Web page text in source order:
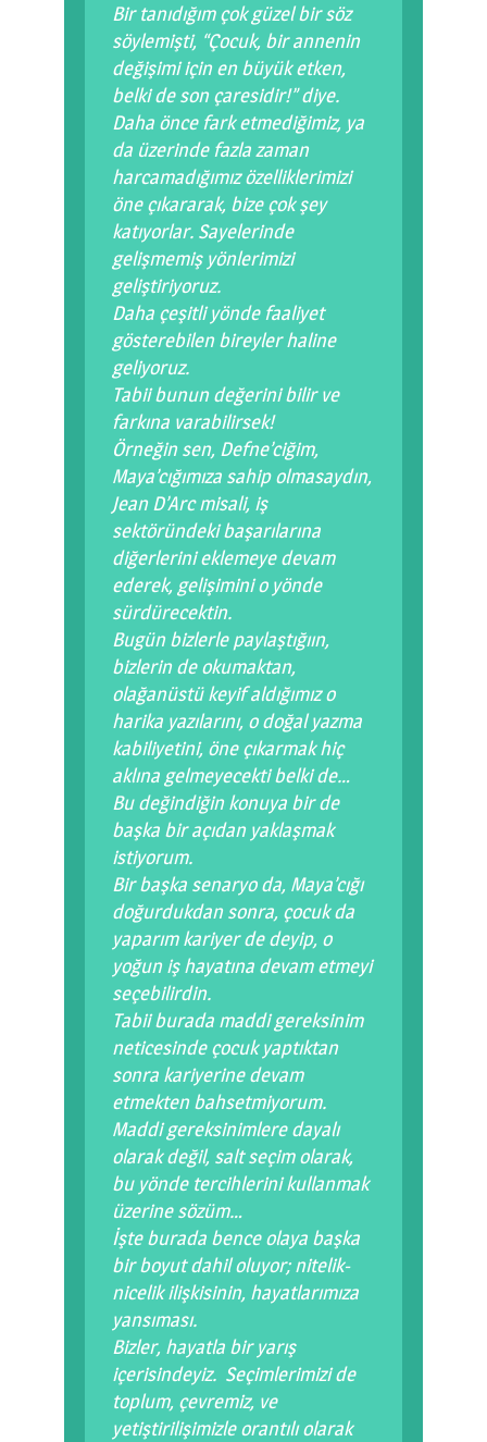
Bir tanıdığım çok güzel bir söz
söylemişti, “Çocuk, bir annenin
değişimi için en büyük etken,
belki de son çaresidir!” diye.
Daha önce fark etmediğimiz, ya
da üzerinde fazla zaman
harcamadığımız özelliklerimizi
öne çıkararak, bize çok şey
katıyorlar. Sayelerinde
gelişmemiş yönlerimizi
geliştiriyoruz.
Daha çeşitli yönde faaliyet
gösterebilen bireyler haline
geliyoruz.
Tabii bunun değerini bilir ve
farkına varabilirsek!
Örneğin sen, Defne’ciğim,
Maya’cığımıza sahip olmasaydın,
Jean D’Arc misali, iş
sektöründeki başarılarına
diğerlerini eklemeye devam
ederek, gelişimini o yönde
sürdürecektin.
Bugün bizlerle paylaştığıın,
bizlerin de okumaktan,
olağanüstü keyif aldığımız o
harika yazılarını, o doğal yazma
kabiliyetini, öne çıkarmak hiç
aklına gelmeyecekti belki de…
Bu değindiğin konuya bir de
başka bir açıdan yaklaşmak
istiyorum.
Bir başka senaryo da, Maya’cığı
doğurdukdan sonra, çocuk da
yaparım kariyer de deyip, o
yoğun iş hayatına devam etmeyi
seçebilirdin.
Tabii burada maddi gereksinim
neticesinde çocuk yaptıktan
sonra kariyerine devam
etmekten bahsetmiyorum.
Maddi gereksinimlere dayalı
olarak değil, salt seçim olarak,
bu yönde tercihlerini kullanmak
üzerine sözüm…
İşte burada bence olaya başka
bir boyut dahil oluyor; nitelik-
nicelik ilişkisinin, hayatlarımıza
yansıması.
Bizler, hayatla bir yarış
içerisindeyiz. Seçimlerimizi de
toplum, çevremiz, ve
yetiştirilişimizle orantılı olarak